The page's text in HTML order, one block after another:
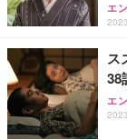
エ
ス
38
エ